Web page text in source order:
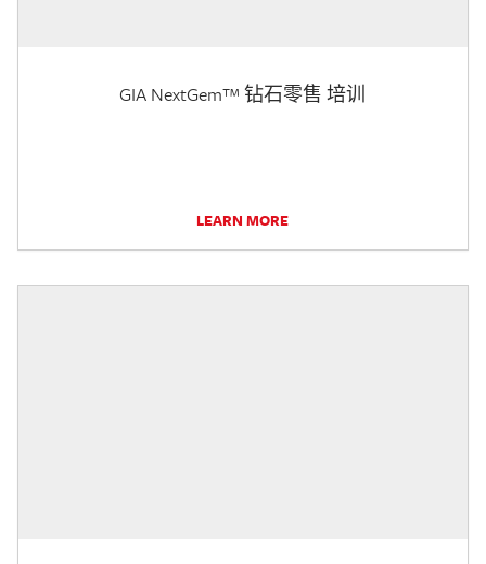
GIA NextGem™ 钻石零售 培训
LEARN MORE